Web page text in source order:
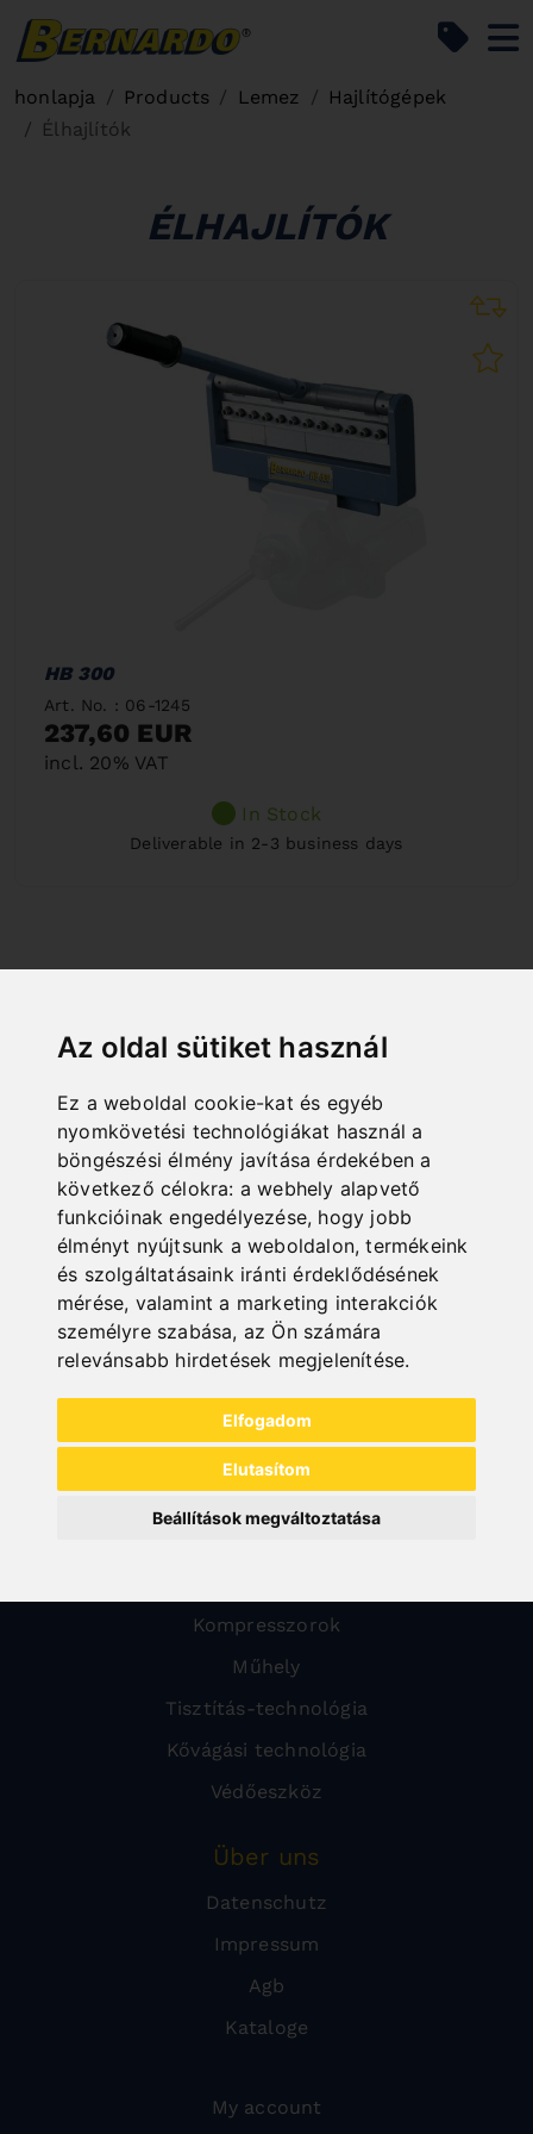
Az oldal sütiket használ
Ez a weboldal cookie-kat és egyéb
nyomkövetési technológiákat használ a
böngészési élmény javítása érdekében a
következő célokra: a webhely alapvető
funkcióinak engedélyezése, hogy jobb
élményt nyújtsunk a weboldalon,termékeink
és szolgáltatásaink iránti érdeklődésének
mérése, valamint a marketing interakciók
személyre szabása, az Ön számára
relevánsabb hirdetések megjelenítése.
Elfogadom
Elutasítom
Beállítások megváltoztatása
honlapja Products Lemez
Hajlítógépek
Élhajlítók
ÉLHAJLÍTÓK
HB 300
Art. No. : 06-1245
237,60 EUR
incl. 20% VAT
In Stock
Deliverable in 2-3 business days
All categories
Fa
Fém
Szállítás
Kompresszorok
Műhely
Tisztítás-technológia
Kővágási technológia
Védőeszköz
Über uns
Datenschutz
Impressum
Agb
Kataloge
My account